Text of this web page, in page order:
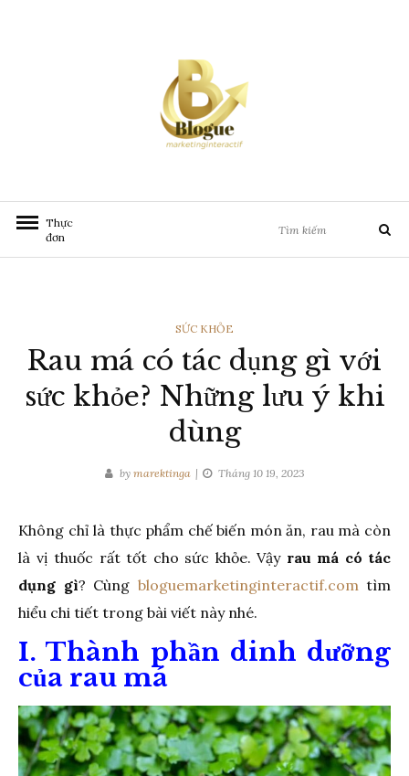
Thực
đơn
kiếm:
Tìm
THỂ
LOẠI
SỨC KHỎE
Rau má có tác dụng gì với
sức khỏe? Những lưu ý khi
dùng
by marektinga Tháng 10 19, 2023
Không chỉ là thực phẩm chế biến món ăn, rau mà còn
là vị thuốc rất tốt cho sức khỏe. Vậy rau má có tác
dụng gì? Cùng bloguemarketinginteractif.comtìm
hiểu chi tiết trong bài viết này nhé.
I. Thành phần dinh dưỡng
của rau má